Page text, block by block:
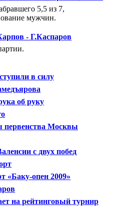
5,5 из 7,
мужчин.
- Г.Каспаров
в силу
об руку
Москвы
с двух побед
«Баку-опен 2009»
рейтинговый турнир